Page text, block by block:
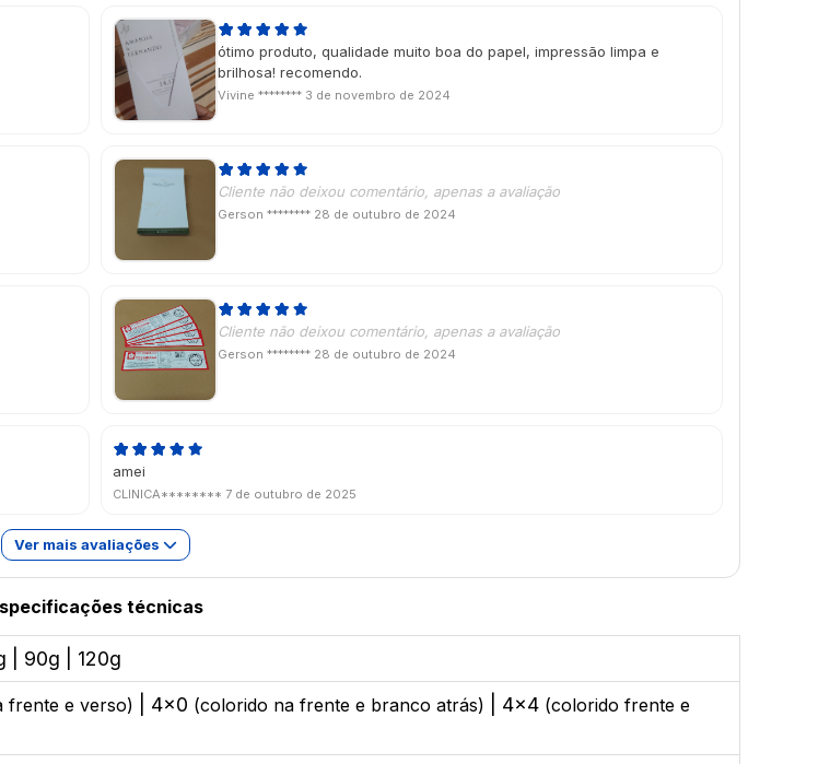
ótimo produto, qualidade muito boa do papel, impressão limpa e
brilhosa! recomendo.
Vivine ******** 3 de novembro de 2024
Cliente não deixou comentário, apenas a avaliação
Gerson ******** 28 de outubro de 2024
Cliente não deixou comentário, apenas a avaliação
Gerson ******** 28 de outubro de 2024
amei
CLINICA******** 7 de outubro de 2025
Ver mais avaliações
técnicas
| 90g | 120g
frente e verso) | 4x0 (colorido na frente e branco atrás) | 4x4 (colorido frente e